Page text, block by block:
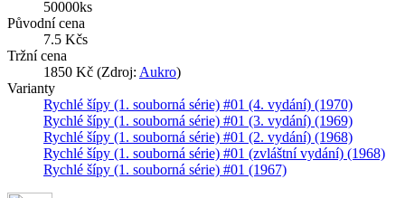
50000ks
Původní cena
7.5 Kčs
Tržní cena
1850 Kč (Zdroj: Aukro)
Varianty
Rychlé šípy (1. souborná série) #01 (4. vydání) (1970)
Rychlé šípy (1. souborná série) #01 (3. vydání) (1969)
Rychlé šípy (1. souborná série) #01 (2. vydání) (1968)
Rychlé šípy (1. souborná série) #01 (zvláštní vydání) (1968)
Rychlé šípy (1. souborná série) #01 (1967)